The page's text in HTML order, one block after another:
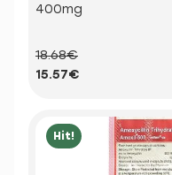
400mg
18.68€
15.57€
Hit!